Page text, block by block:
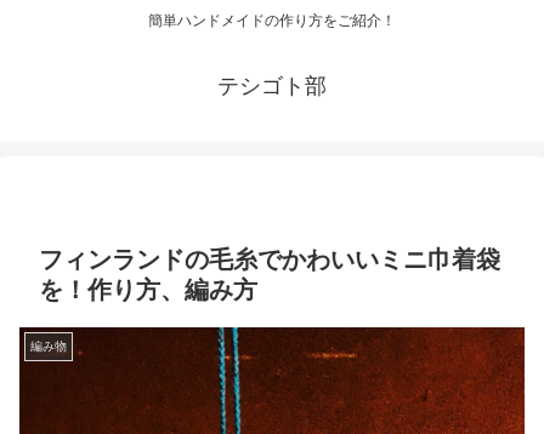
簡単ハンドメイドの作り方をご紹介！
テシゴト部
フィンランドの毛糸でかわいいミニ巾着袋
を！作り方、編み方
編み物